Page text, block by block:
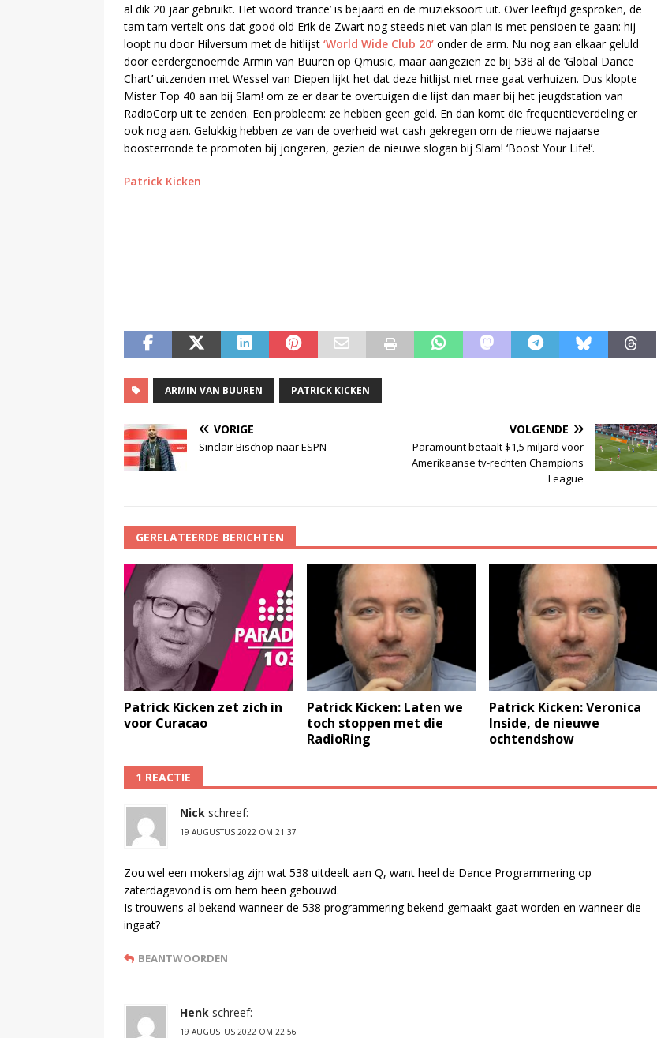
al dik 20 jaar gebruikt. Het woord ’trance’ is bejaard en de muzieksoort uit. Over leeftijd gesproken, de
tam tam vertelt ons dat good old Erik de Zwart nog steeds niet van plan is met pensioen te gaan: hij
loopt nu door Hilversum met de hitlijst ‘World Wide Club 20’ onder de arm. Nu nog aan elkaar geluld
door eerdergenoemde Armin van Buuren op Qmusic, maar aangezien ze bij 538 al de ‘Global Dance
Chart’ uitzenden met Wessel van Diepen lijkt het dat deze hitlijst niet mee gaat verhuizen. Dus klopte
Mister Top 40 aan bij Slam! om ze er daar te overtuigen die lijst dan maar bij het jeugdstation van
RadioCorp uit te zenden. Een probleem: ze hebben geen geld. En dan komt die frequentieverdeling er
ook nog aan. Gelukkig hebben ze van de overheid wat cash gekregen om de nieuwe najaarse
boosterronde te promoten bij jongeren, gezien de nieuwe slogan bij Slam! ‘Boost Your Life!’.
Patrick Kicken
ARMIN VAN BUUREN PATRICK KICKEN
VORIGE
Sinclair Bischop naar ESPN
VOLGENDE
Paramount betaalt $1,5 miljard voor
Amerikaanse tv-rechten Champions
League
GERELATEERDE BERICHTEN
Patrick Kicken zet zich in
voor Curacao
Patrick Kicken: Laten we
toch stoppen met die
RadioRing
Patrick Kicken: Veronica
Inside, de nieuwe
ochtendshow
1 REACTIE
Nick schreef:
19 AUGUSTUS 2022 OM 21:37
Zou wel een mokerslag zijn wat 538 uitdeelt aan Q, want heel de Dance Programmering op
zaterdagavond is om hem heen gebouwd.
Is trouwens al bekend wanneer de 538 programmering bekend gemaakt gaat worden en wanneer die
ingaat?
BEANTWOORDEN
Henk schreef:
19 AUGUSTUS 2022 OM 22:56